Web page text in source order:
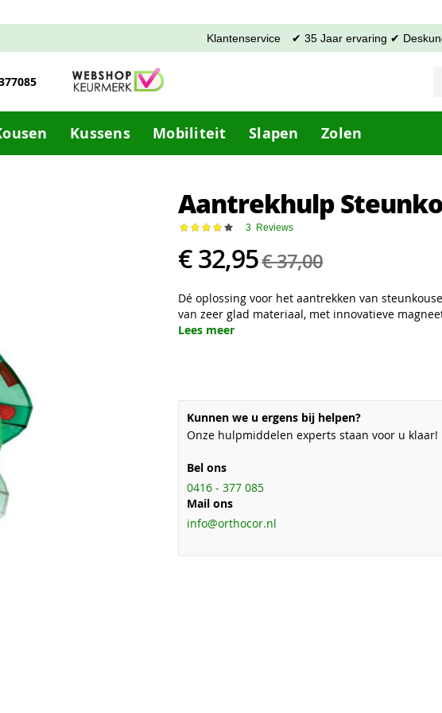
Klantenservice ✔ 35 Jaar ervaring ✔
Kussens Mobiliteit Slapen Zolen
Aantrekhulp
Waardering: 3 Reviews
€ 32,95€ 37,00
Dé oplossing voor het aantrekken van
van zeer glad materiaal, met innovatieve
Lees meer
Kunnen we u ergens bij helpen?
Onze hulpmiddelen experts staan voor u klaar!
Bel ons
0416 - 377 085
Mail ons
info@orthocor.nl